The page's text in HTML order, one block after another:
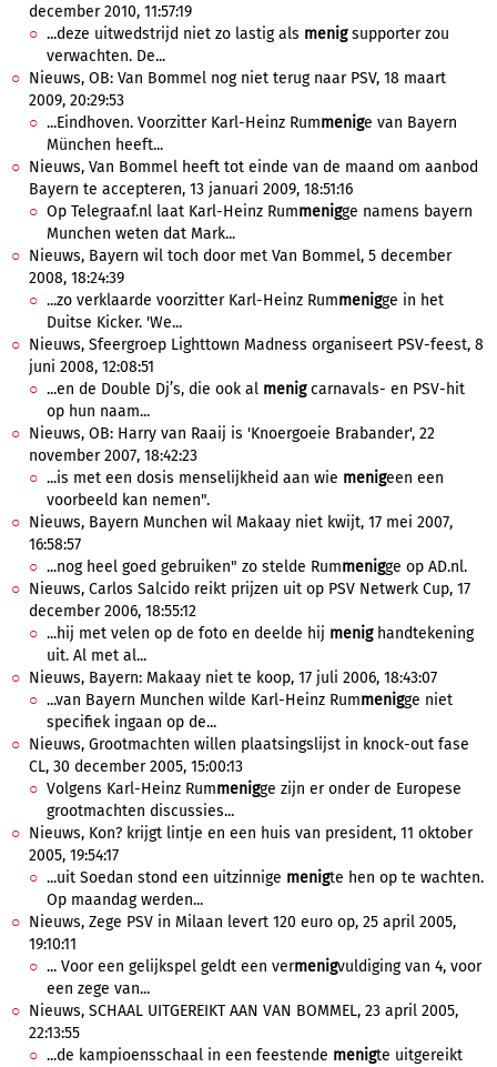
december 2010, 11:57:19
...deze uitwedstrijd niet zo lastig als menigsupporter zou
verwachten. De...
Nieuws, OB: Van Bommel nog niet terug naar PSV, 18 maart
2009, 20:29:53
...Eindhoven. Voorzitter Karl-Heinz Rummenige van Bayern
München heeft...
Nieuws, Van Bommel heeft tot einde van de maand om aanbod
Bayern te accepteren, 13 januari 2009, 18:51:16
Op Telegraaf.nl laat Karl-Heinz Rummenigge namens bayern
Munchen weten dat Mark...
Nieuws, Bayern wil toch door met Van Bommel, 5 december
2008, 18:24:39
...zo verklaarde voorzitter Karl-Heinz Rummenigge in het
Duitse Kicker. 'We...
Nieuws, Sfeergroep Lighttown Madness organiseert PSV-feest, 8
juni 2008, 12:08:51
...en de Double Dj’s, die ook al menigcarnavals- en PSV-hit
op hun naam...
Nieuws, OB: Harry van Raaij is 'Knoergoeie Brabander', 22
november 2007, 18:42:23
...is met een dosis menselijkheid aan wie menigeen een
voorbeeld kan nemen".
Nieuws, Bayern Munchen wil Makaay niet kwijt, 17 mei 2007,
16:58:57
...nog heel goed gebruiken" zo stelde Rummenigge op AD.nl.
Nieuws, Carlos Salcido reikt prijzen uit op PSV Netwerk Cup, 17
december 2006, 18:55:12
...hij met velen op de foto en deelde hij menighandtekening
uit. Al met al...
Nieuws, Bayern: Makaay niet te koop, 17 juli 2006, 18:43:07
...van Bayern Munchen wilde Karl-Heinz Rummenigge niet
specifiek ingaan op de...
Nieuws, Grootmachten willen plaatsingslijst in knock-out fase
CL, 30 december 2005, 15:00:13
Volgens Karl-Heinz Rummenigge zijn er onder de Europese
grootmachten discussies...
Nieuws, Kon? krijgt lintje en een huis van president, 11 oktober
2005, 19:54:17
...uit Soedan stond een uitzinnige menigte hen op te wachten.
Op maandag werden...
Nieuws, Zege PSV in Milaan levert 120 euro op, 25 april 2005,
19:10:11
... Voor een gelijkspel geldt een vermenigvuldiging van 4, voor
een zege van...
Nieuws, SCHAAL UITGEREIKT AAN VAN BOMMEL, 23 april 2005,
22:13:55
...de kampioensschaal in een feestende menigte uitgereikt